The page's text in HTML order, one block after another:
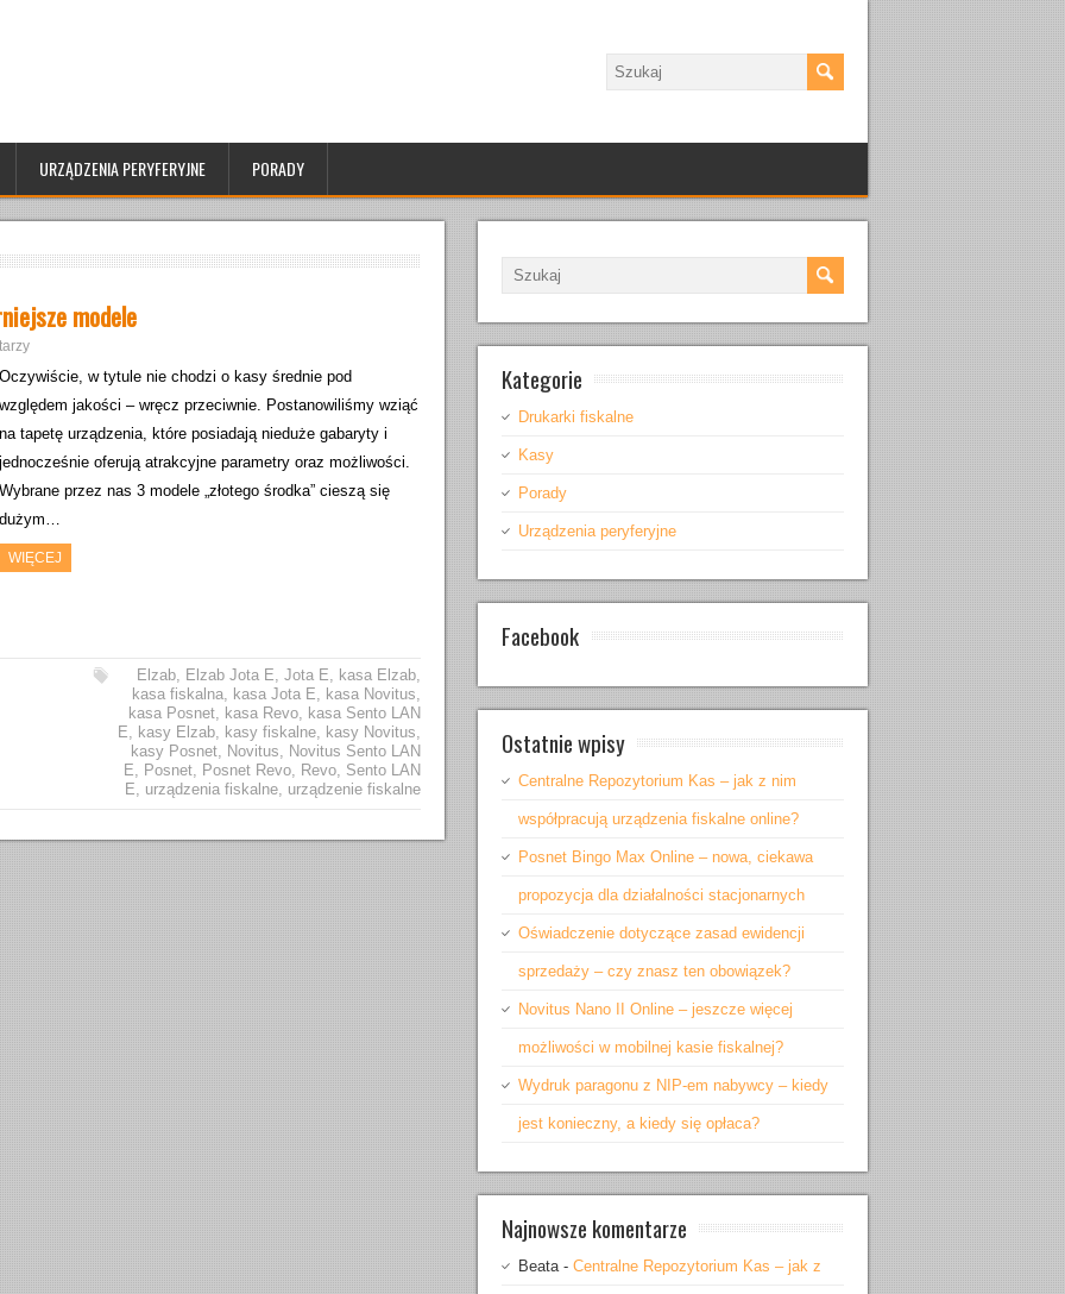
URZĄDZENIA PERYFERYJNE PORADY
modele
Oczywiście, w tytule nie chodzi o kasy średnie pod
względem jakości – wręcz przeciwnie. Postanowiliśmy wziąć
na tapetę urządzenia, które posiadają nieduże gabaryty i
jednocześnie oferują atrakcyjne parametry oraz możliwości.
Wybrane przez nas 3 modele „złotego środka” cieszą się
dużym…
WIĘCEJ
Elzab, Elzab Jota E, Jota E, kasa Elzab,
kasa fiskalna, kasa Jota E, kasa Novitus,
kasa Posnet, kasa Revo, kasa Sento LAN
E, kasy Elzab, kasy fiskalne, kasy Novitus,
kasy Posnet, Novitus, Novitus Sento LAN
E, Posnet, Posnet Revo, Revo, Sento LAN
E, urządzenia fiskalne, urządzenie fiskalne
Kategorie
Drukarki fiskalne
Kasy
Porady
Urządzenia peryferyjne
Facebook
Ostatnie wpisy
Centralne Repozytorium Kas – jak z nim
współpracują urządzenia fiskalne online?
Posnet Bingo Max Online – nowa, ciekawa
propozycja dla działalności stacjonarnych
Oświadczenie dotyczące zasad ewidencji
sprzedaży – czy znasz ten obowiązek?
Novitus Nano II Online – jeszcze więcej
możliwości w mobilnej kasie fiskalnej?
Wydruk paragonu z NIP-em nabywcy – kiedy
jest konieczny, a kiedy się opłaca?
Najnowsze komentarze
Beata- Centralne Repozytorium Kas – jak z